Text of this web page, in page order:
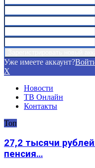
Уже имеете аккаунт?
X
Новости
ТВ Онлайн
Контакты
Топ
27,2 тысячи
пенсия…